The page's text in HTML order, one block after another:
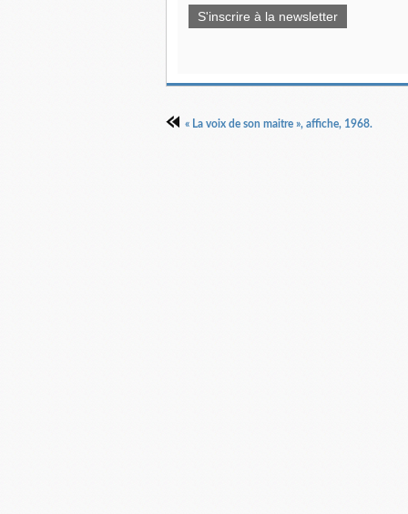
S'inscrire à la newsletter
« La voix de son maitre », affiche, 1968.